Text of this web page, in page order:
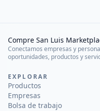
Compre San Luis
Conectamos empresas y
oportunidades, productos y
EXPLORAR
Productos
Empresas
Bolsa de trabajo